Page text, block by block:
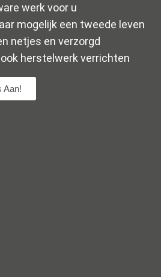
werk voor u
mogelijk een tweede leven
netjes en verzorgd
herstelwerk verrichten
Aan!